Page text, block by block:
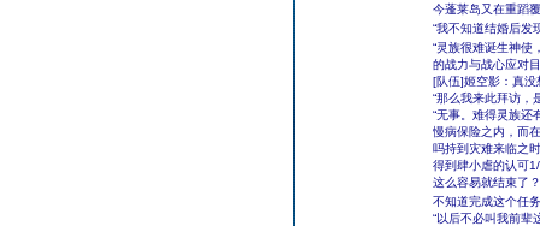
今蓬莱岛又在重蹈
“我不知道结婚后发
“灵族很难诞生神使
的战力与战心应对
[队伍]姬空影：真没
“那么我来此拜访，
“无事。难得灵族还
慢病保险之内，而
吗持到灾难来临之
得到肆小虐的认可
这么容易就结束了
不知道完成这个任
“以后不必叫我前辈